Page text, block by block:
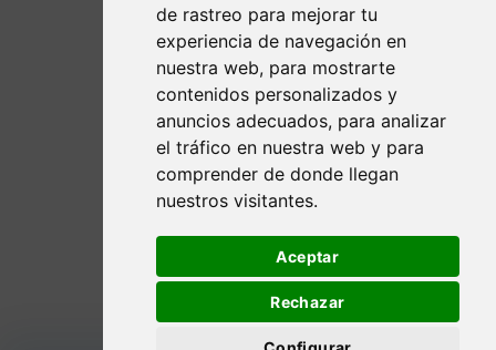
de rastreo para mejorar tu
experiencia de navegación en
nuestra web, para mostrarte
contenidos personalizados y
anuncios adecuados, para analizar
el tráfico en nuestra web y para
comprender de donde llegan
nuestros visitantes.
Aceptar
Rechazar